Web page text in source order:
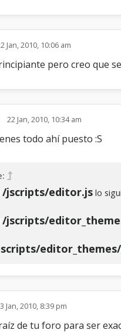
Jan, 2010, 10:06 am
pero creo que
22 Jan, 2010, 10:34 am
todo ahí puesto :S
/jscripts/editor.js lo
/jscripts/
Jan, 2010, 8:39 pm
de tu foro para ser